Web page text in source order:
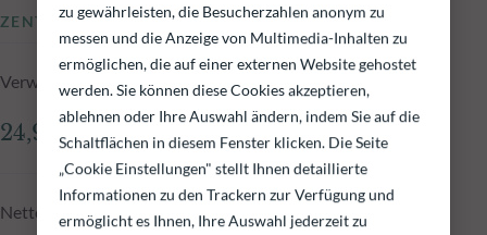
ZENTRALE KENNZAHLEN
Verwaltetes Fondsvolumen zum 04.08.2026
24,95 Mio.€
Nettoinventarwert zum 04.08.2026
zu gewährleisten, die Besucherzahlen anonym zu
messen und die Anzeige von Multimedia-Inhalten zu
ermöglichen, die auf einer externen Website gehostet
werden. Sie können diese Cookies akzeptieren,
ablehnen oder Ihre Auswahl ändern, indem Sie auf die
Schaltflächen in diesem Fenster klicken. Die Seite
„Cookie Einstellungen" stellt Ihnen detaillierte
Informationen zu den Trackern zur Verfügung und
ermöglicht es Ihnen, Ihre Auswahl jederzeit zu